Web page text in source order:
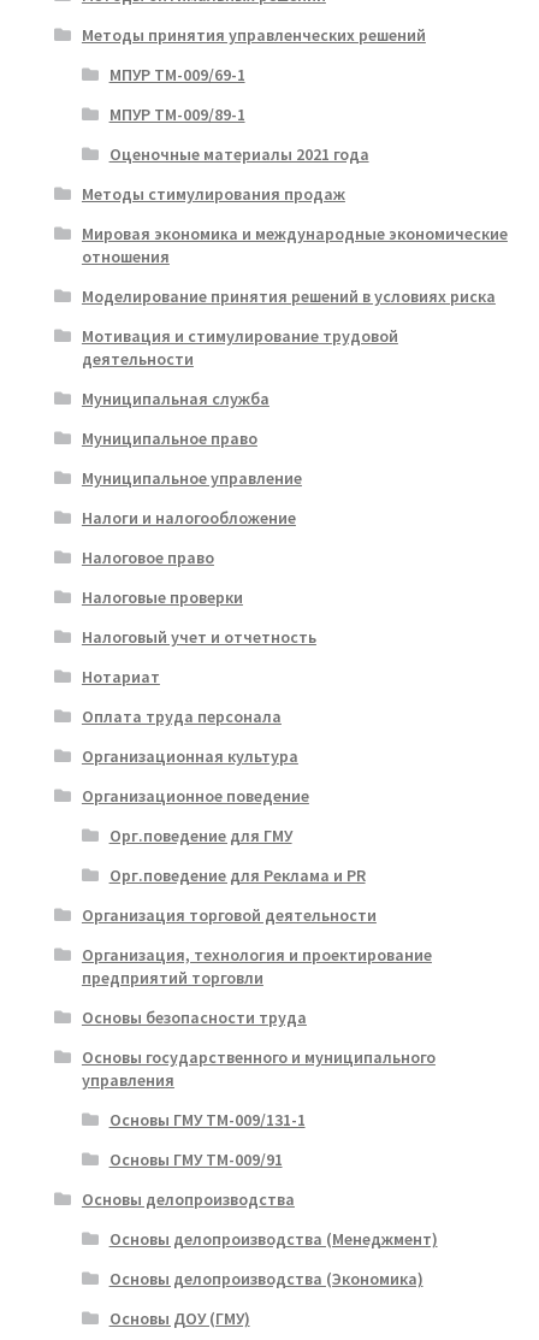
Методы принятия управленческих решений
МПУР ТМ-009/69-1
МПУР ТМ-009/89-1
Оценочные материалы 2021 года
Методы стимулирования продаж
Мировая экономика и международные экономические
отношения
Моделирование принятия решений в условиях риска
Мотивация и стимулирование трудовой
деятельности
Муниципальная служба
Муниципальное право
Муниципальное управление
Налоги и налогообложение
Налоговое право
Налоговые проверки
Налоговый учет и отчетность
Нотариат
Оплата труда персонала
Организационная культура
Организационное поведение
Орг.поведение для ГМУ
Орг.поведение для Реклама и PR
Организация торговой деятельности
Организация, технология и проектирование
предприятий торговли
Основы безопасности труда
Основы государственного и муниципального
управления
Основы ГМУ ТМ-009/131-1
Основы ГМУ ТМ-009/91
Основы делопроизводства
Основы делопроизводства (Менеджмент)
Основы делопроизводства (Экономика)
Основы ДОУ (ГМУ)